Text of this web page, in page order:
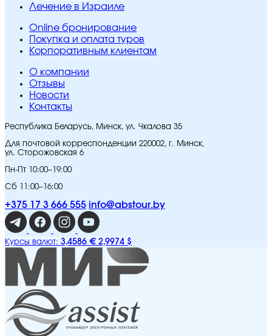
Лечение в Израиле
Online бронирование
Покупка и оплата туров
Корпоративным клиентам
O компании
Отзывы
Новости
Контакты
Республика Беларусь, Минск, ул. Чкалова 35
Для почтовой корреспонденции 220002, г. Минск,
ул. Сторожовская 6
Пн-Пт 10:00–19:00
Сб 11:00–16:00
+375 17 3 666 555 info@abstour.by
Курсы валют: 3,4586 € 2,9974 $